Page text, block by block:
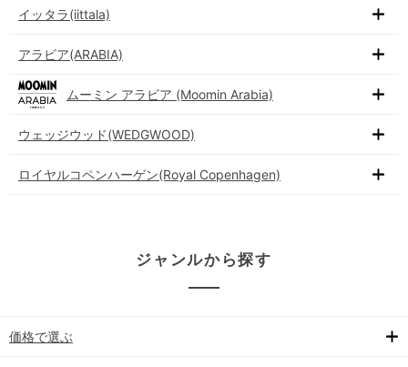
イッタラ(iittala)
アラビア(ARABIA)
ムーミン アラビア (Moomin Arabia)
ウェッジウッド(WEDGWOOD)
ロイヤルコペンハーゲン(Royal Copenhagen)
ジャンルから探す
価格で選ぶ